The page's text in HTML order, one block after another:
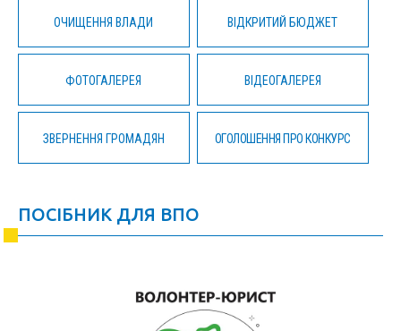
ОЧИЩЕННЯ ВЛАДИ ВІДКРИТИЙ БЮДЖЕТ
ФОТОГАЛЕРЕЯ ВІДЕОГАЛЕРЕЯ
ЗВЕРНЕННЯ ГРОМАДЯН ОГОЛОШЕННЯ ПРО КОНКУРС
ПОСІБНИК ДЛЯ ВПО